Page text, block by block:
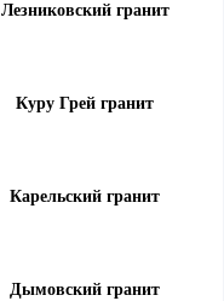
Лезниковский гранит
Куру Грей гранит
Карельский гранит
Дымовский гранит